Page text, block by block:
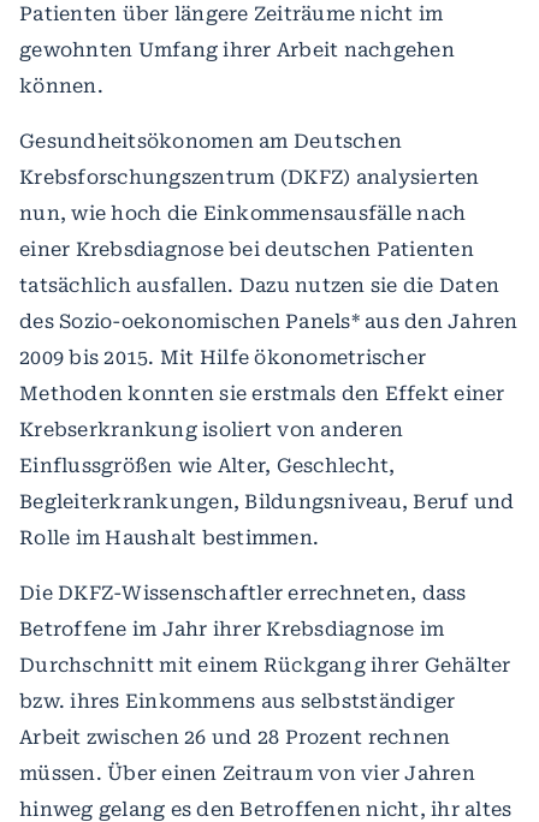
Patienten über längere Zeiträume nicht im
gewohnten Umfang ihrer Arbeit nachgehen
können.
Gesundheitsökonomen am Deutschen
Krebsforschungszentrum (DKFZ) analysierten
nun, wie hoch die Einkommensausfälle nach
einer Krebsdiagnose bei deutschen Patienten
tatsächlich ausfallen. Dazu nutzen sie die Daten
des Sozio-oekonomischen Panels* aus den Jahren
2009 bis 2015. Mit Hilfe ökonometrischer
Methoden konnten sie erstmals den Effekt einer
Krebserkrankung isoliert von anderen
Einflussgrößen wie Alter, Geschlecht,
Begleiterkrankungen, Bildungsniveau, Beruf und
Rolle im Haushalt bestimmen.
Die DKFZ-Wissenschaftler errechneten, dass
Betroffene im Jahr ihrer Krebsdiagnose im
Durchschnitt mit einem Rückgang ihrer Gehälter
bzw. ihres Einkommens aus selbstständiger
Arbeit zwischen 26 und 28 Prozent rechnen
müssen. Über einen Zeitraum von vier Jahren
hinweg gelang es den Betroffenen nicht, ihr altes